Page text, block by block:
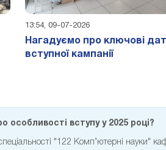
13:54, 09-07-2026
Нагадуємо про ключові
вступної кампанії
особливості вступу у 2025 році?
спеціальності "122 Комп’ютерні